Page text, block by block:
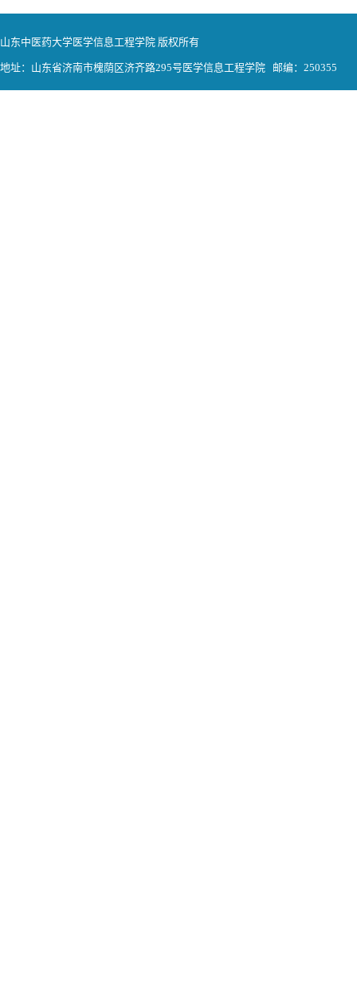
山东中医药大学医学信息工程学院 版权所有
地址：山东省济南市槐荫区济齐路295号医学信息工程学院 邮编：250355